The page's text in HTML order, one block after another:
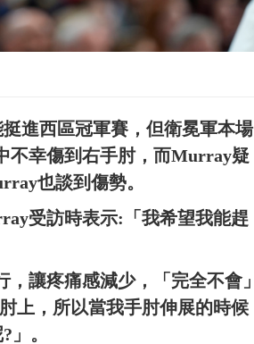
進西區冠軍賽，但衛冕軍本場
不幸傷到右手肘，而Murray疑
也談到傷勢。
受訪時表示:「我希望我能趕
讓疼痛感減少，「完全不會」
上，所以當我手肘伸展的時候
。